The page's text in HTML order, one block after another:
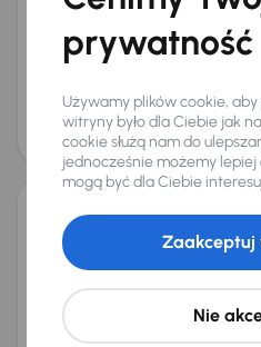
Miesięczna rata
Cena
57 000 zł
Taniej o 500 zł
Škoda Octavia
2024 1.5 TSI
Auta krajowe
1.5 TSI +6
Miesięczna rata
prywatność
Używamy plików cookie,
witryny było dla Ciebie jak
cookie służą nam do
jednocześnie możemy
mogą być dla Ciebie
Nie
Zaakceptuj